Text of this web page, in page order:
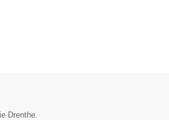
Drenthe.